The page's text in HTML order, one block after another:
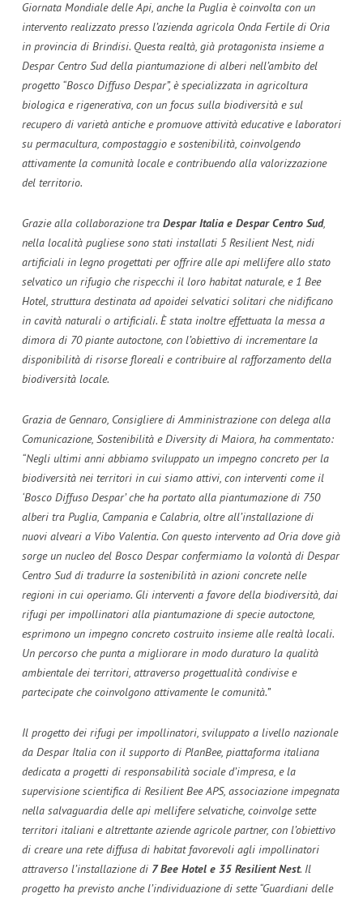
Giornata Mondiale delle Api, anche la Puglia è coinvolta con un
intervento realizzato presso l’azienda agricola Onda Fertile di Oria
in provincia di Brindisi. Questa realtà, già protagonista insieme a
Despar Centro Sud della piantumazione di alberi nell’ambito del
progetto “Bosco Diffuso Despar”, è specializzata in agricoltura
biologica e rigenerativa, con un focus sulla biodiversità e sul
recupero di varietà antiche e promuove attività educative e laboratori
su permacultura, compostaggio e sostenibilità, coinvolgendo
attivamente la comunità locale e contribuendo alla valorizzazione
del territorio.
Grazie alla collaborazione tra Despar Italia e Despar Centro Sud,
nella località pugliese sono stati installati 5 Resilient Nest, nidi
artificiali in legno progettati per offrire alle api mellifere allo stato
selvatico un rifugio che rispecchi il loro habitat naturale, e 1 Bee
Hotel, struttura destinata ad apoidei selvatici solitari che nidificano
in cavità naturali o artificiali. È stata inoltre effettuata la messa a
dimora di 70 piante autoctone, con l’obiettivo di incrementare la
disponibilità di risorse floreali e contribuire al rafforzamento della
biodiversità locale.
Grazia de Gennaro, Consigliere di Amministrazione con delega alla
Comunicazione, Sostenibilità e Diversity di Maiora, ha commentato:
“Negli ultimi anni abbiamo sviluppato un impegno concreto per la
biodiversità nei territori in cui siamo attivi, con interventi come il
‘Bosco Diffuso Despar’ che ha portato alla piantumazione di 750
alberi tra Puglia, Campania e Calabria, oltre all’installazione di
nuovi alveari a Vibo Valentia. Con questo intervento ad Oria dove già
sorge un nucleo del Bosco Despar confermiamo la volontà di Despar
Centro Sud di tradurre la sostenibilità in azioni concrete nelle
regioni in cui operiamo. Gli interventi a favore della biodiversità, dai
rifugi per impollinatori alla piantumazione di specie autoctone,
esprimono un impegno concreto costruito insieme alle realtà locali.
Un percorso che punta a migliorare in modo duraturo la qualità
ambientale dei territori, attraverso progettualità condivise e
partecipate che coinvolgono attivamente le comunità.”
Il progetto dei rifugi per impollinatori, sviluppato a livello nazionale
da Despar Italia con il supporto di PlanBee, piattaforma italiana
dedicata a progetti di responsabilità sociale d’impresa, e la
supervisione scientifica di Resilient Bee APS, associazione impegnata
nella salvaguardia delle api mellifere selvatiche, coinvolge sette
territori italiani e altrettante aziende agricole partner, con l’obiettivo
di creare una rete diffusa di habitat favorevoli agli impollinatori
attraverso l’installazione di 7 Bee Hotel e 35 Resilient Nest. Il
progetto ha previsto anche l’individuazione di sette “Guardiani delle